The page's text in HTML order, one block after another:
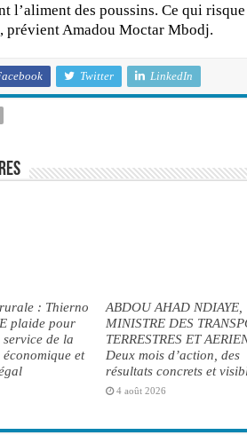
l’aliment des poussins. Ce qui
prévient Amadou Moctar Mbodj.
Twitter LinkedIn
: Thierno
plaide pour
de la
et
ABDOU AHAD NDIAYE,
MINISTRE DES
TERRESTRES ET
Deux mois d’action, des
résultats concrets et
4 août 2026